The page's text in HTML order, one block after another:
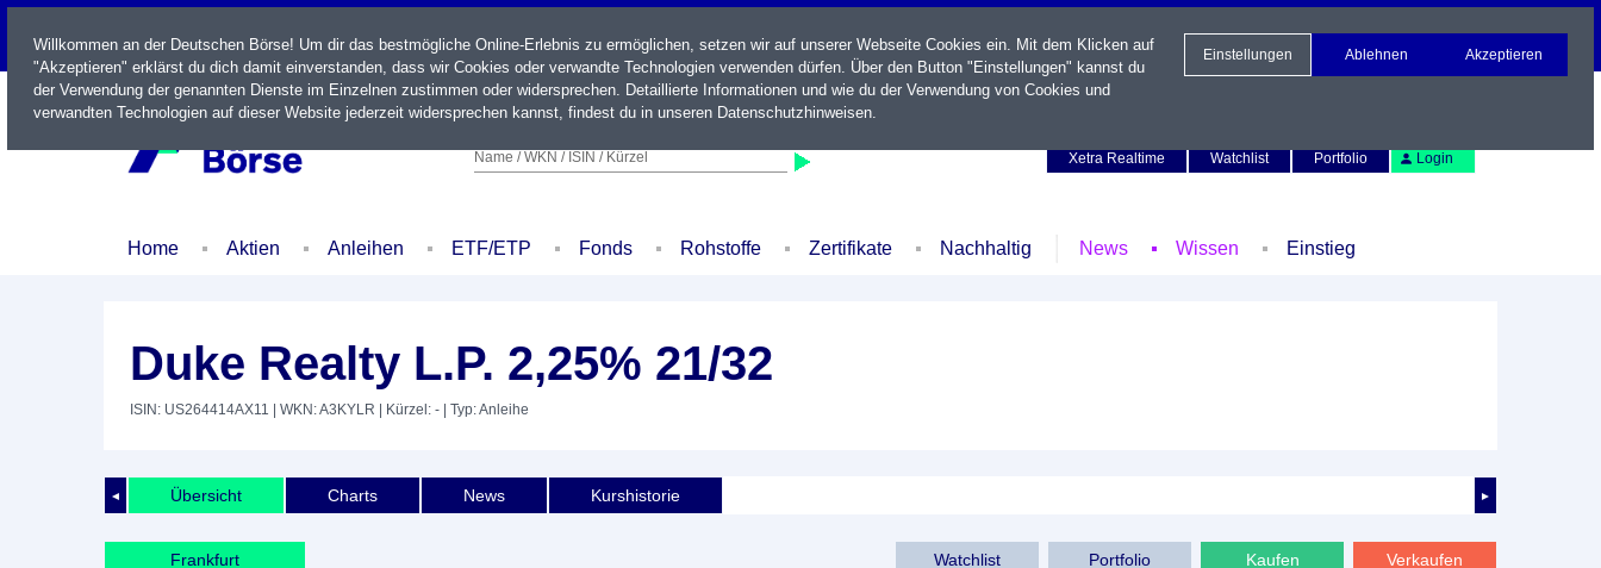
LIVE
Name / WKN / ISIN / Kürzel
Xetra Realtime
Watchlist Portfolio Login
Home Aktien Anleihen ETF/ETP Fonds Rohstoffe Zertifikate Nachhaltig News Wissen Einstieg
Duke Realty L.P. 2,25% 21/32
ISIN: US264414AX11 | WKN: A3KYLR | Kürzel: - | Typ: Anleihe
◄ ►
Übersicht Charts News Kurshistorie
Frankfurt Verkaufen
Kaufen
Portfolio
Watchlist
Willkommen an der Deutschen Börse! Um dir das bestmögliche Online-Erlebnis zu ermöglichen, setzen wir auf unserer Webseite Cookies ein. Mit dem Klicken auf
"Akzeptieren" erklärst du dich damit einverstanden, dass wir Cookies oder verwandte Technologien verwenden dürfen. Über den Button "Einstellungen" kannst du
der Verwendung der genannten Dienste im Einzelnen zustimmen oder widersprechen. Detaillierte Informationen und wie du der Verwendung von Cookies und
verwandten Technologien auf dieser Website jederzeit widersprechen kannst, findest du in unseren Datenschutzhinweisen.
Einstellungen Ablehnen Akzeptieren